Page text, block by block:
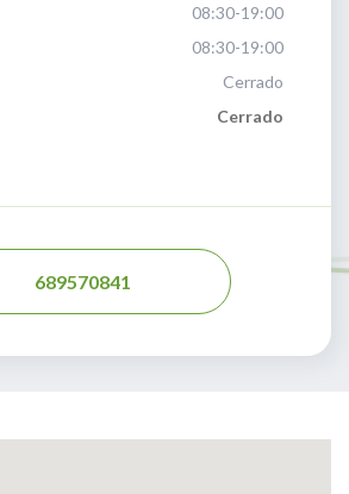
08:30-19:00
08:30-19:00
Cerrado
Cerrado
689570841